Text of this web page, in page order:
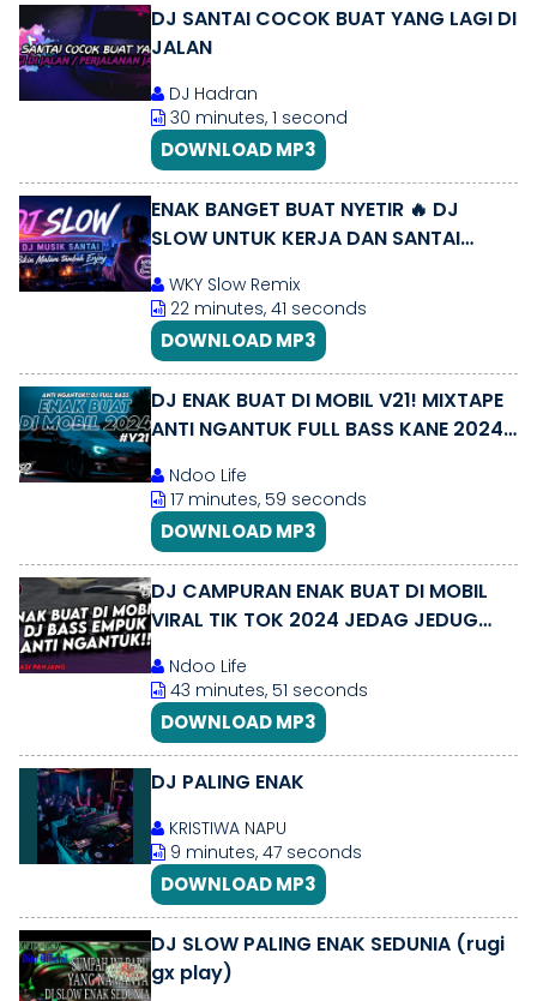
DJ SANTAI COCOK BUAT YANG LAGI DI
JALAN
DJ Hadran
30 minutes, 1 second
DOWNLOAD MP3
ENAK BANGET BUAT NYETIR 🔥 DJ
SLOW UNTUK KERJA DAN SANTAI
SEMANGAT
WKY Slow Remix
22 minutes, 41 seconds
DOWNLOAD MP3
DJ ENAK BUAT DI MOBIL V21! MIXTAPE
ANTI NGANTUK FULL BASS KANE 2024
Ndoo Life
17 minutes, 59 seconds
DOWNLOAD MP3
DJ CAMPURAN ENAK BUAT DI MOBIL
VIRAL TIK TOK 2024 JEDAG JEDUG
Ndoo Life
43 minutes, 51 seconds
DOWNLOAD MP3
DJ PALING ENAK
KRISTIWA NAPU
9 minutes, 47 seconds
DOWNLOAD MP3
DJ SLOW PALING ENAK SEDUNIA (rugi
gx play)